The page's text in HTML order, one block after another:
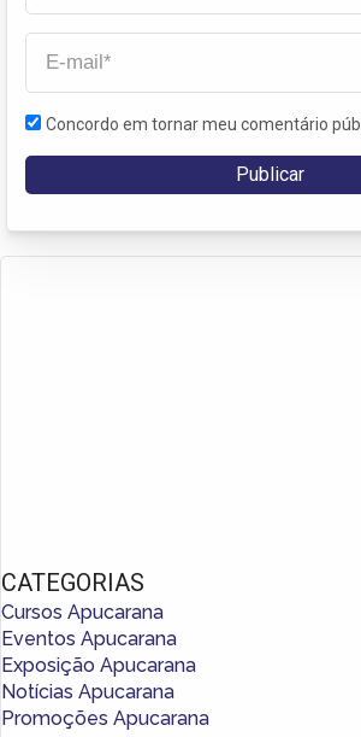
Concordo em tornar meu comentário
CATEGORIAS
Cursos Apucarana
Eventos Apucarana
Exposição Apucarana
Notícias Apucarana
Promoções Apucarana